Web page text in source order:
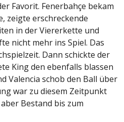
Favorit. Fenerbahçe bekam
zeigte erschreckende
in der Viererkette und
nicht mehr ins Spiel. Das
Dann schickte der
King den ebenfalls blassen
Valencia schob den Ball über
war zu diesem Zeitpunkt
Bestand bis zum